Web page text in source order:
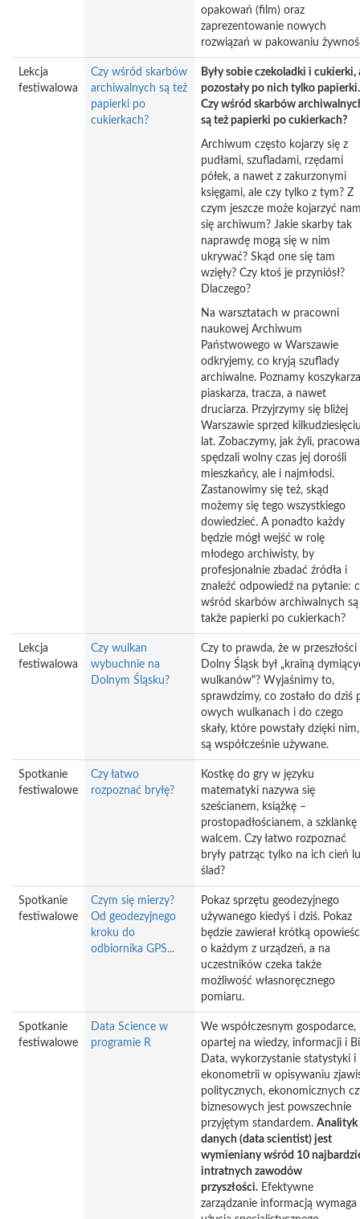
opakowań (film) oraz
zaprezentowanie nowych
rozwiązań w pakowaniu
Lekcja
festiwalowa
Czy wśród skarbów
archiwalnych są też
papierki po
cukierkach?
Były sobie czekoladki i cukierki,
pozostały po nich tylko
Czy wśród skarbów
są też papierki po cukierkach?
Archiwum często kojarzy się z
pudłami, szufladami, rzędami
półek, a nawet z zakurzonymi
księgami, ale czy tylko z tym? Z
czym jeszcze może kojarzyć
się archiwum? Jakie skarby tak
naprawdę mogą się w nim
ukrywać? Skąd one się tam
wzięły? Czy ktoś je przyniósł?
Dlaczego?
Na warsztatach w pracowni
naukowej Archiwum
Państwowego w Warszawie
odkryjemy, co kryją szuflady
archiwalne. Poznamy
piaskarza, tracza, a nawet
druciarza. Przyjrzymy się bliżej
Warszawie sprzed
lat. Zobaczymy, jak żyli,
spędzali wolny czas jej dorośli
mieszkańcy, ale i najmłodsi.
Zastanowimy się też, skąd
możemy się tego wszystkiego
dowiedzieć. A ponadto każdy
będzie mógł wejść w rolę
młodego archiwisty, by
profesjonalnie zbadać źródła i
znaleźć odpowiedź na pytanie:
wśród skarbów archiwalnych są
także papierki po cukierkach?
Lekcja
festiwalowa
Czy wulkan
wybuchnie na
Dolnym Śląsku?
Czy to prawda, że w przeszłości
Dolny Śląsk był „krainą
wulkanów"? Wyjaśnimy to,
sprawdzimy, co zostało do dziś
owych wulkanach i do czego
skały, które powstały dzięki nim,
są współcześnie używane.
Spotkanie
festiwalowe
Czy łatwo
rozpoznać bryłę?
Kostkę do gry w języku
matematyki nazywa się
sześcianem, książkę –
prostopadłościanem, a szklankę
walcem. Czy łatwo rozpoznać
bryły patrząc tylko na ich cień
ślad?
Spotkanie
festiwalowe
Czym się mierzy?
Od geodezyjnego
kroku do
odbiornika GPS...
Pokaz sprzętu geodezyjnego
używanego kiedyś i dziś. Pokaz
będzie zawierał krótką
o każdym z urządzeń, a na
uczestników czeka także
możliwość własnoręcznego
pomiaru.
Spotkanie
festiwalowe
Data Science w
programie R
We współczesnym gospodarce,
opartej na wiedzy, informacji i
Data, wykorzystanie statystyki i
ekonometrii w opisywaniu
politycznych, ekonomicznych
biznesowych jest powszechnie
przyjętym standardem. Analityk
danych (data scientist) jest
wymieniany wśród 10
intratnych zawodów
przyszłości. Efektywne
zarządzanie informacją wymaga